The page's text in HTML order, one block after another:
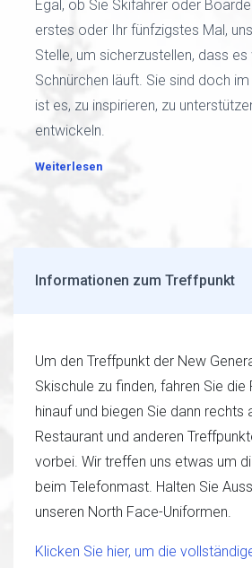
Egal, ob Sie Skifahrer oder
erstes oder Ihr fünfzigstes Mal,
Stelle, um sicherzustellen, dass es
Schnürchen läuft. Sie sind doch im
ist es, zu inspirieren, zu
entwickeln.
Weiterlesen
Informationen zum Treffpunkt
Um den Treffpunkt der New
Skischule zu finden, fahren Sie die
hinauf und biegen Sie dann rechts
Restaurant und anderen
vorbei. Wir treffen uns etwas um
beim Telefonmast. Halten Sie
unseren North Face-Uniformen.
Klicken Sie hier, um die